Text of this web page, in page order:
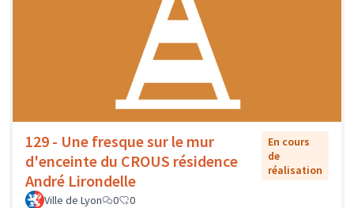
129 - Une fresque sur le mur
d'enceinte du CROUS résidence
André Lirondelle
En cours
de
réalisation
Ville de Lyon 0 0